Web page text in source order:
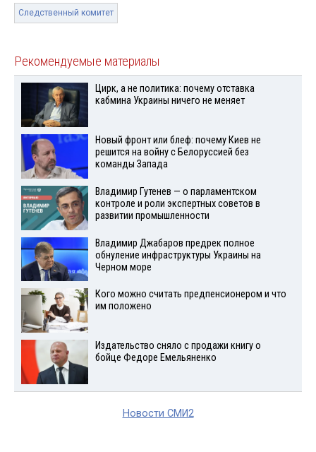
Следственный комитет
Рекомендуемые материалы
Цирк, а не политика: почему отставка
кабмина Украины ничего не меняет
Новый фронт или блеф: почему Киев не
решится на войну с Белоруссией без
команды Запада
Владимир Гутенев — о парламентском
контроле и роли экспертных советов в
развитии промышленности
Владимир Джабаров предрек полное
обнуление инфраструктуры Украины на
Черном море
Кого можно считать предпенсионером и что
им положено
Издательство сняло с продажи книгу о
бойце Федоре Емельяненко
Новости СМИ2